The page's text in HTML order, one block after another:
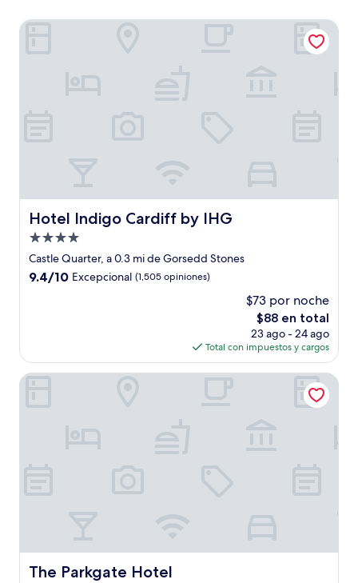
Hotel Indigo Cardiff by IHG
Hotel Indigo Cardiff by IHG
Propiedad
de
4.0
Castle Quarter, a 0.3 mi de Gorsedd Stones
9.4
9.4/10 Excepcional (1,505 opiniones)
$73 por noche
El
precio
actual
es
de
$88 en total
23 ago - 24 ago
Total con impuestos y cargos
Hotel Indigo Cardiff by IHG
The Parkgate Hotel
The Parkgate Hotel
The Parkgate Hotel